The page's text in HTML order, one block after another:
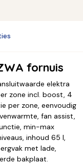
fornuis
elektra
zone incl. boost, 4
per zone, eenvoudig
fan assist,
min-max
inhoud 65 l,
met lade,
bakplaat.